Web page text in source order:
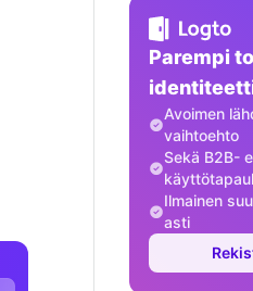
Parempi
Avoimen
vaihtoehto
Sekä B2B-
Ilmainen
asti